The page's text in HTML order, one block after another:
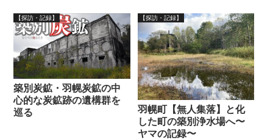
【探訪・記録】
築別炭鉱・羽幌炭鉱の中
心的な炭鉱跡の遺構群を
巡る
【探訪・記録】
羽幌町【無人集落】と化
した町の築別浄水場へ〜
ヤマの記録〜